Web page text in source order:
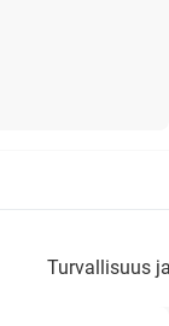
turvallisuus